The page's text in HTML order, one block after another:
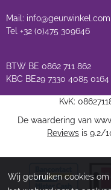
Mail: info@geurwinkel.com
Tel +32 (0)475 309646
BTW BE 0862 711 862
KBC BE29 7330 4085 0164
KvK:
De waardering van
Reviews is 9.2/
Wij gebruiken cookies